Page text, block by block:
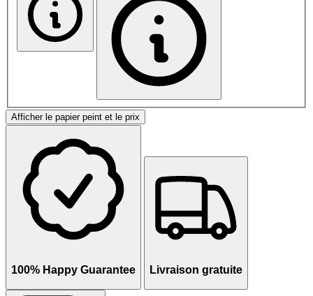
Afficher le papier peint et le prix
100% Happy Guarantee Livraison gratuite